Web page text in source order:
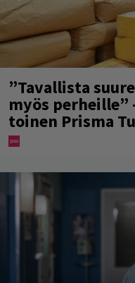
”Tavallista
myös perheille”
toinen Prisma